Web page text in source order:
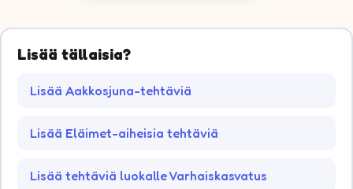
Lisää tällaisia?
Lisää Aakkosjuna-tehtäviä
Lisää Eläimet-aiheisia tehtäviä
Lisää tehtäviä luokalle Varhaiskasvatus